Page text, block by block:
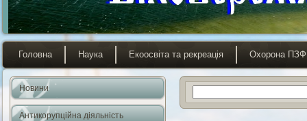
Головна Наука Екоосвіта та рекреація Охорона ПЗФ
Новини
Антикорупційна діяльність